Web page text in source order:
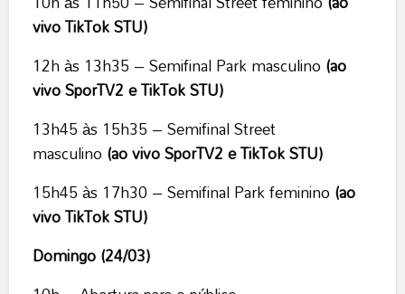
vivo TikTok STU)
12h às 13h35 – Semifinal Park masculino (ao
vivo SporTV2 e TikTok STU)
13h45 às 15h35 – Semifinal Street
masculino (ao vivo SporTV2 e TikTok STU)
15h45 às 17h30 – Semifinal Park feminino (ao
vivo TikTok STU)
Domingo (24/03)